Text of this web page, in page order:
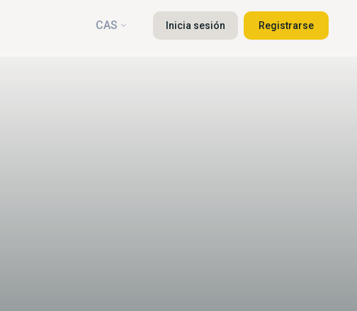
CAS Inicia sesión Registrarse